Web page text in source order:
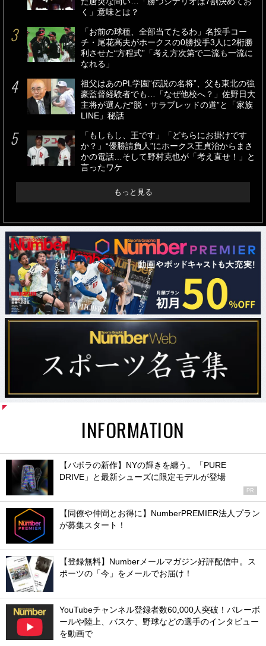
く」意味とは？
「お前の球種、全部当てたるわ」名投手コー
チ・尾花高夫がホークスの0勝投手3人に2桁勝
利させた“方程式”「考え方次第で二流も一流に
なれる」
祖父はあのPL学園“伝説の名将”、父も東北の強
豪監督経験者でも…「なぜ他校へ？」佐野日大
主将が選んだ“脱・サラブレッドの道”と「家族
LINE」秘話
「もしもし、王です」「どちらにお掛けです
か？」“優勝請負人”にホークス王貞治からまさ
かの電話…そして野村克也が「考え直せ！」と
言ったワケ
もっと見る
INFORMATION
【バボラの新作】NYの輝きを纏う。「PURE
DRIVE」と最新シューズに限定モデルが登場
PR
【同僚や仲間とお得に】NumberPREMIER法人プラン
が募集スタート！
【登録無料】Numberメールマガジン好評配信中。ス
ポーツの「今」をメールでお届け！
YouTubeチャンネル登録者数60,000人突破！バレーボ
ールや陸上、バスケ、野球などの選手のインタビュー
を動画で